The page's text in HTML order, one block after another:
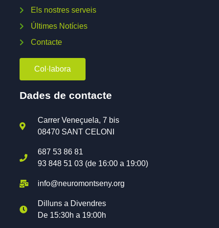
Els nostres serveis
Últimes Notícies
Contacte
Col·labora
Dades de contacte
Carrer Veneçuela, 7 bis
08470 SANT CELONI
687 53 86 81
93 848 51 03 (de 16:00 a 19:00)
info@neuromontseny.org
Dilluns a Divendres
De 15:30h a 19:00h